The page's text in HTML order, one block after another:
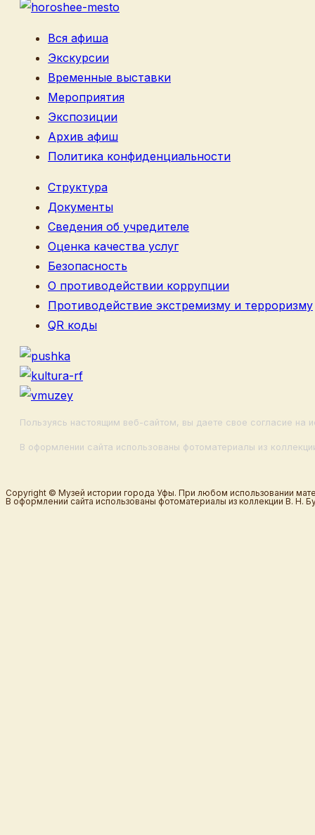
Вся афиша
Экскурсии
Временные выставки
Мероприятия
Экспозиции
Архив афиш
Политика конфиденциальности
Структура
Документы
Сведения об учредителе
Оценка качества услуг
Безопасность
О противодействии коррупции
Противодействие экстремизму и терроризму
QR коды
Пользуясь настоящим веб-сайтом, вы даете свое согласие на
В оформлении сайта использованы фотоматериалы из
Copyright © Музей истории города Уфы. При любом использовании
В оформлении сайта использованы фотоматериалы из коллекции В. Н.